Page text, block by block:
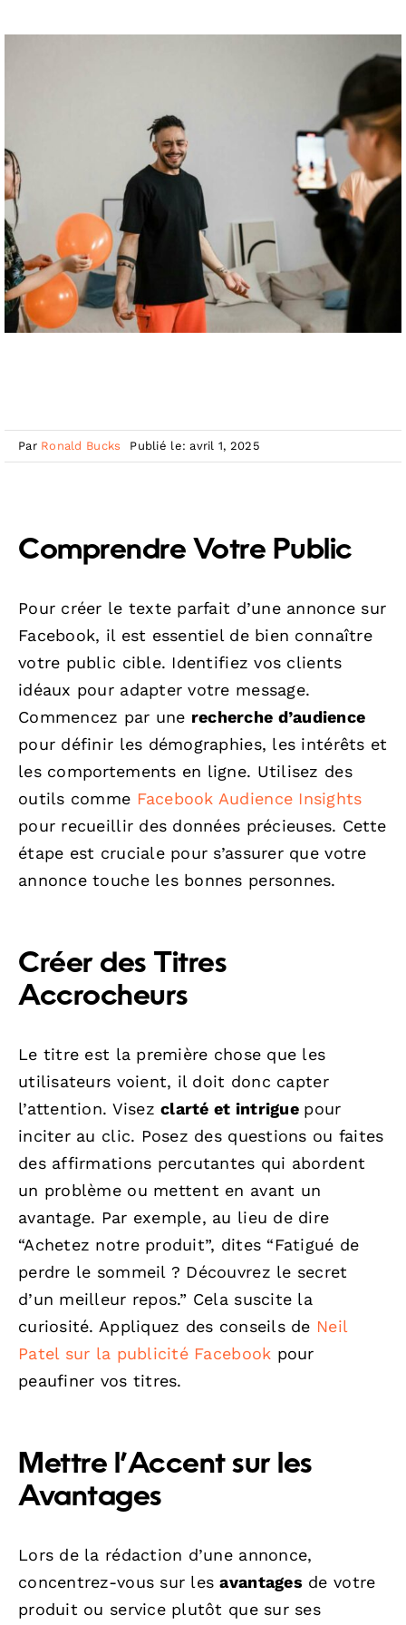
Par Ronald Bucks Publié le: avril 1, 2025
Comprendre Votre Public
Pour créer le texte parfait d’une annonce sur
Facebook, il est essentiel de bien connaître
votre public cible. Identifiez vos clients
idéaux pour adapter votre message.
Commencez par une recherche d’audience
pour définir les démographies, les intérêts et
les comportements en ligne. Utilisez des
outils comme Facebook Audience Insights
pour recueillir des données précieuses. Cette
étape est cruciale pour s’assurer que votre
annonce touche les bonnes personnes.
Créer des Titres
Accrocheurs
Le titre est la première chose que les
utilisateurs voient, il doit donc capter
l’attention. Visezclarté et intrigue pour
inciter au clic. Posez des questions ou faites
des affirmations percutantes qui abordent
un problème ou mettent en avant un
avantage. Par exemple, au lieu de dire
“Achetez notre produit”, dites “Fatigué de
perdre le sommeil ? Découvrez le secret
d’un meilleur repos.” Cela suscite la
curiosité. Appliquez des conseils de Neil
Patel sur la publicité Facebook pour
peaufiner vos titres.
Mettre l’Accent sur les
Avantages
Lors de la rédaction d’une annonce,
concentrez-vous sur lesavantages de votre
produit ou service plutôt que sur ses